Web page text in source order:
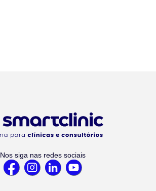
Nos siga nas redes sociais